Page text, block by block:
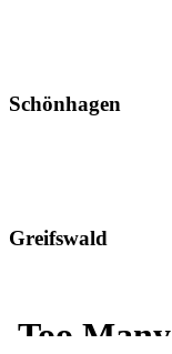
Schönhagen
Greifswald